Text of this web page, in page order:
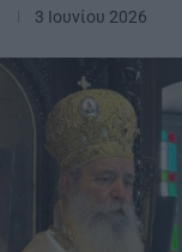
3 Ιουνίου 2026